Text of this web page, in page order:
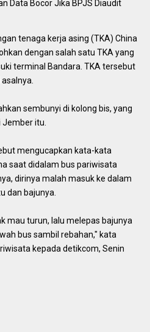
Data Bocor Jika BPJS Diaudit
tenaga kerja asing (TKA) China
dengan salah satu TKA yang
terminal Bandara. TKA tersebut
sembunyi di kolong bis, yang
itu.
mengucapkan kata-kata
saat didalam bus pariwisata
dirinya malah masuk ke dalam
dan bajunya.
mau turun, lalu melepas bajunya
bus sambil rebahan," kata
kepada detikcom, Senin